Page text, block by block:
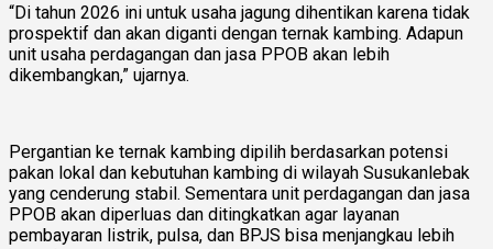
“Di tahun 2026 ini untuk usaha jagung dihentikan karena tidak
prospektif dan akan diganti dengan ternak kambing. Adapun
unit usaha perdagangan dan jasa PPOB akan lebih
dikembangkan,” ujarnya.
Pergantian ke ternak kambing dipilih berdasarkan potensi
pakan lokal dan kebutuhan kambing di wilayah Susukanlebak
yang cenderung stabil. Sementara unit perdagangan dan jasa
PPOB akan diperluas dan ditingkatkan agar layanan
pembayaran listrik, pulsa, dan BPJS bisa menjangkau lebih